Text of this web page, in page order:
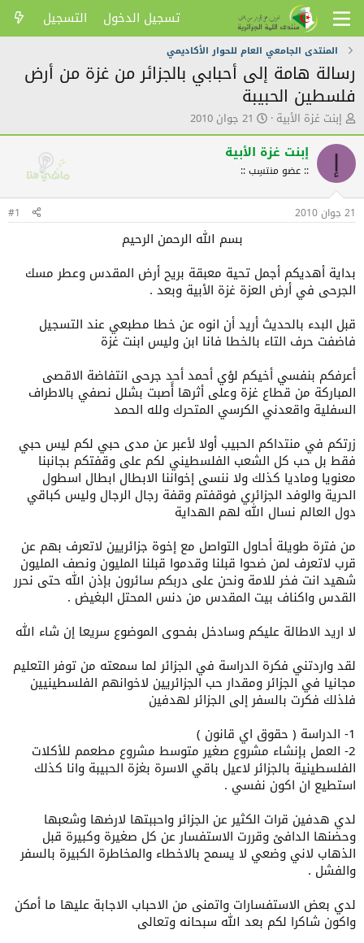
تسجيل الدخول التسجيل
المنتدى الجامعي العام للحوار الأكاديمي
رسالة هامة إلى أحبابي بالجزائر من غزة من أرض
فلسطين الحبيبة
ك
ا
ت
ا
ل
و
ع
إبنت غزة الأبية ت
ا
ر
ي
خ
ل
ن
21 جوان 2010
إبنت غزة الأبية
:: عضو منتسِب ::
21 جوان 2010 #1
بسم الله الرحمن الرحيم
بداية أهديكم أجمل تحية معبقة بريح أرض المقدس وعطر مسك
الجرحى في أرض العزة غزة الأبية وبعد .
قبل البدء بالحديث أريد أن انوه عن خطا مطبعي عند التسجيل
فاضفت حرف التاء بالخطا فانا ابن وليس ابنت غزة
أعرفكم بنفسي أخيكم لؤي أحمد أحد جرحى انتفاضة الاقصى
المباركة من قطاع غزة وعلى أثرها أًصبت بشلل نصفي بالاطراف
السفلية واقعدني الكرسي المتحرك ولله الحمد
زرتكم في منتداكم الحبيب أولا لأعبر عن مدى حبي لكم ليس حبي
فقط بل حب كل الشعب الفلسطيني لكم على وقفتكم بجانبنا
معنويا وماديا كذلك ولا ننسى إخواننا الابطال ابطال اسطول
الحرية والوفد الجزائري فوقفتم وقفة رجال الرجال وليس كباقي
دول العالم نسال الله لهم الهداية
من فترة طويلة أحاول التواصل مع إخوة جزائريين لاتعرف بهم عن
قرب لاتعرف لمن ضحوا قبلنا وقدموا قبلنا المليون ونصف المليون
شهيد انت فخر للامة ونحن على دربكم سائرون بإذن الله حتى نحرر
القدس واكناف بيت المقدس من دنس المحتل البغيض .
لا اريد الاطالة عليكم وسادخل بفحوى الموضوع سريعا إن شاء الله
لقد واردتني فكرة الدراسة في الجزائر لما سمعته من توفر التعليم
مجانيا في الجزائر ومقدار حب الجزائريين لاخوانهم الفلسطينيين
فلذلك فكرت بالسفر إلى الجزائر لهدفين
1- الدراسة ( حقوق اي قانون )
2- العمل بإنشاء مشروع صغير متوسط مشروع مطعمم للأكلات
الفلسطينية بالجزائر لاعيل باقي الاسرة بغزة الحبيبة وانا كذلك
استطيع ان اكون نفسي .
لدي هدفين قرات الكثير عن الجزائر واحببتها لارضها وشعبها
وحضنها الدافئ وقررت الاستفسار عن كل صغيرة وكبيرة قبل
الذهاب لاني وضعي لا يسمح بالاخطاء والمخاطرة الكبيرة بالسفر
والفشل .
لدي بعض الاستفسارات واتمنى من الاحباب الاجابة عليها ما أمكن
واكون شاكرا لكم بعد الله سبحانه وتعالى